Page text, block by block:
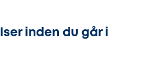
inden du går i